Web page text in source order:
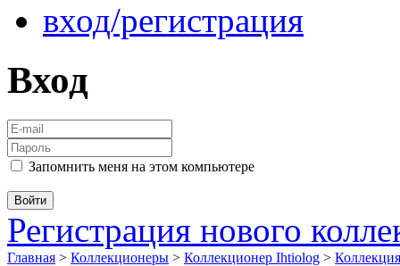
вход/регистрация
Вход
Запомнить меня на этом компьютере
Регистрация нового
Главная > Коллекционеры > Коллекционер Ihtiolog >